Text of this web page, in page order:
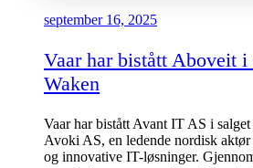
september 16, 2025
Vaar har bistått Aboveit
Waken
Vaar har bistått Avant IT AS i
Avoki AS, en ledende nordisk
og innovative IT-løsninger.